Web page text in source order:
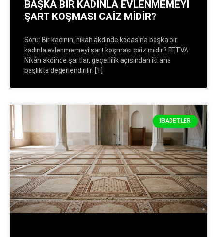
BAŞKA BİR KADINLA EVLENMEMEYİ
ŞART KOŞMASI CAİZ MİDİR?
Soru: Bir kadının, nikah akdinde kocasına başka bir
kadınla evlenmemeyi şart koşması caiz midir? FETVA
Nikâh akdinde şartlar, geçerlilik açısından iki ana
başlıkta değerlendirilir: [1]
İBADETLER